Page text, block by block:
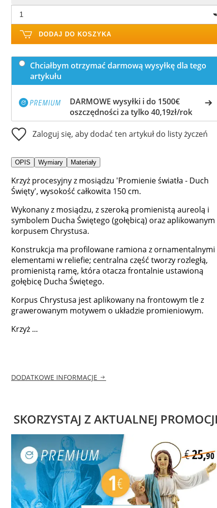
DODAJ DO KOSZYKA
Chciałbym otrzymać darmową wysyłkę dla tego
artykułu
DARMOWE wysyłki i do 1500€
oszczędności za tylko 40,19zł/rok
Zaloguj się, aby dodać ten artykuł do listy życzeń
OPIS Wymiary Materiały
Krzyż procesyjny z mosiądzu 'Promienie światła - Duch
Święty', wysokość całkowita 150 cm.
Wykonany z mosiądzu, z szeroką promienistą aureolą i
symbolem Ducha Świętego (gołębicą) oraz aplikowanym
korpusem Chrystusa.
Konstrukcja ma profilowane ramiona z ornamentalnymi
elementami w reliefie; centralna część tworzy rozległą,
promienistą ramę, która otacza frontalnie ustawioną
gołębicę Ducha Świętego.
Korpus Chrystusa jest aplikowany na frontowym tle z
grawerowanym motywem o układzie promieniowym.
Krzyż ...
DODATKOWE INFORMACJE
SKORZYSTAJ Z AKTUALNEJ